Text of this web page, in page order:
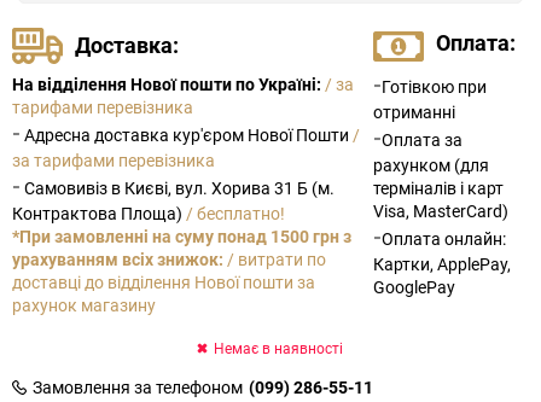
Доставка:
На відділення Нової пошти по Україні: / за
тарифами перевізника
- Адресна доставка кур'єром Нової Пошти /
за тарифами перевізника
- Самовивіз в Києві, вул. Хорива 31 Б (м.
Контрактова Площа) / бесплатно!
*При замовленні на суму понад 1500 грн з
урахуванням всіх знижок: / витрати по
доставці до відділення Нової пошти за
рахунок магазину
Оплата:
-Готівкою при
отриманні
-Оплата за
рахунком (для
терміналів і карт
Visa, MasterCard)
-Оплата онлайн:
Картки, ApplePay,
GooglePay
Немає в наявності
Замовлення за телефоном (099) 286-55-11